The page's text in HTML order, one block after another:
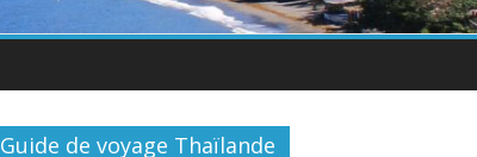
Guide de voyage Thaïlande